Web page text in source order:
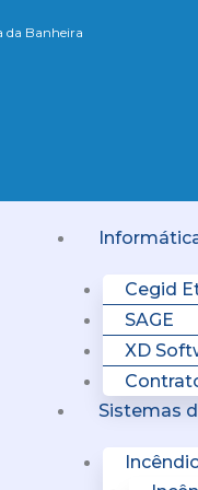
da Banheira
Cegid
SAGE
XD
Sistemas
Menu